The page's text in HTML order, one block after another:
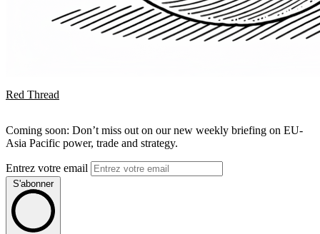
Red Thread
Coming soon: Don’t miss out on our new weekly briefing on EU-
Asia Pacific power, trade and strategy.
Entrez votre email
S'abonner